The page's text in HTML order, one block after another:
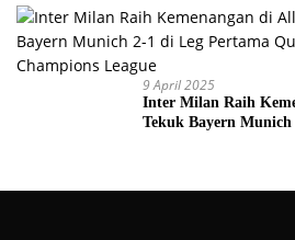
9 April 2025
Inter Milan Raih
Tekuk Bayern